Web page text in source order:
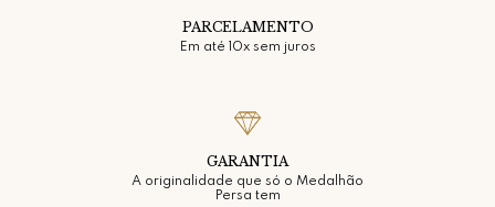
PARCELAMENTO
Em até 10x sem juros
GARANTIA
A originalidade que só o Medalhão
Persa tem